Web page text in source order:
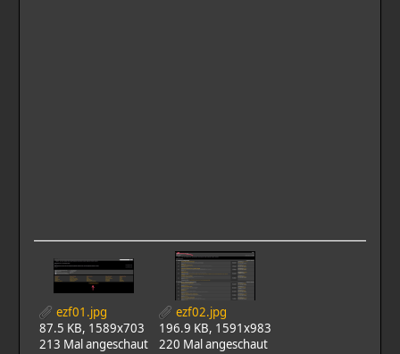
ezf01.jpg
87.5 KB, 1589x703
213 Mal angeschaut
ezf02.jpg
196.9 KB, 1591x983
220 Mal angeschaut